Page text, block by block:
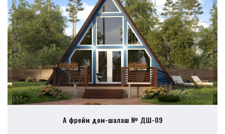
А фрейм дом-шалаш № ДШ-09